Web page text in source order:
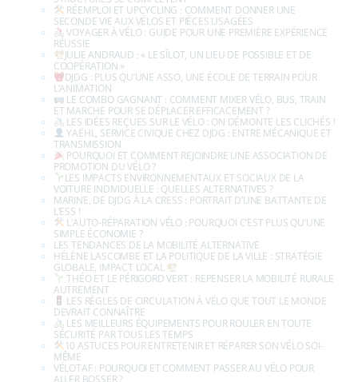
CONTACTS & INFOS
L’ASSOCIATION
LES ACTIONS
LES ACTUS
LES ATELIERS
MENTIONS LÉGALES
POLITIQUE DE CONFIDENTIALITÉ DES DONNÉES
S’ENGAGER À DJDG
UN·E PARTICULIER·E
UNE ASSOCIATION
UNE COLLECTIVITÉ
UNE ENTREPRISE
VOUS ÊTES … BIENVENUE
ANIMATIONS
LA PETITE REINE SEREINE (JEU)
OPÉRATION RÉVISION VÉLO
LES ROUES VERTES
ATELIER MOBILE D’AUTO-RÉPARATION ET D’AUTO-ENTRETIEN
EN ROUE LIBRE
LA VÉLO-ÉCOLE
CONTRÔLE TECHNIQUE VÉLO
REMISE EN SELLE
LA PETITE REINE SEREINE (ANIMATION)
CYCLE MOBILITÉ
MULTIMODAL : LA COURSE COOPÉRATIVE DE LA MOBILITÉ
DURABLE
TRACE TA ROUTE !
ITINÉRAIRE BIS VIA MULTIMODALITÉ
STAND INFO VÉLO & MULTIMODALITÉ
BLOG